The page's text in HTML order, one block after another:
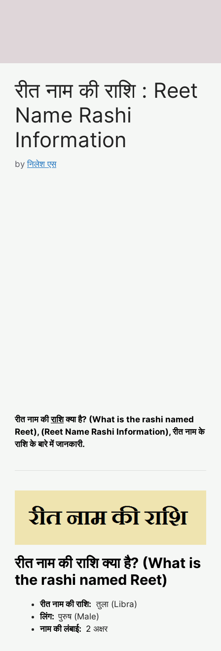
रीत नाम की राशि : Reet
Name Rashi
Information
byनिलेश एस
रीत नाम कीराशिक्या है? (What is the rashi named
Reet), (Reet Name Rashi Information), रीत नाम के
राशि के बारे में जानकारी.
रीत नाम की राशि क्या है? (What is
the rashi named Reet)
रीत नाम की राशि: तुला (Libra)
लिंग: पुरुष (Male)
नाम की लंबाई: 2 अक्षर